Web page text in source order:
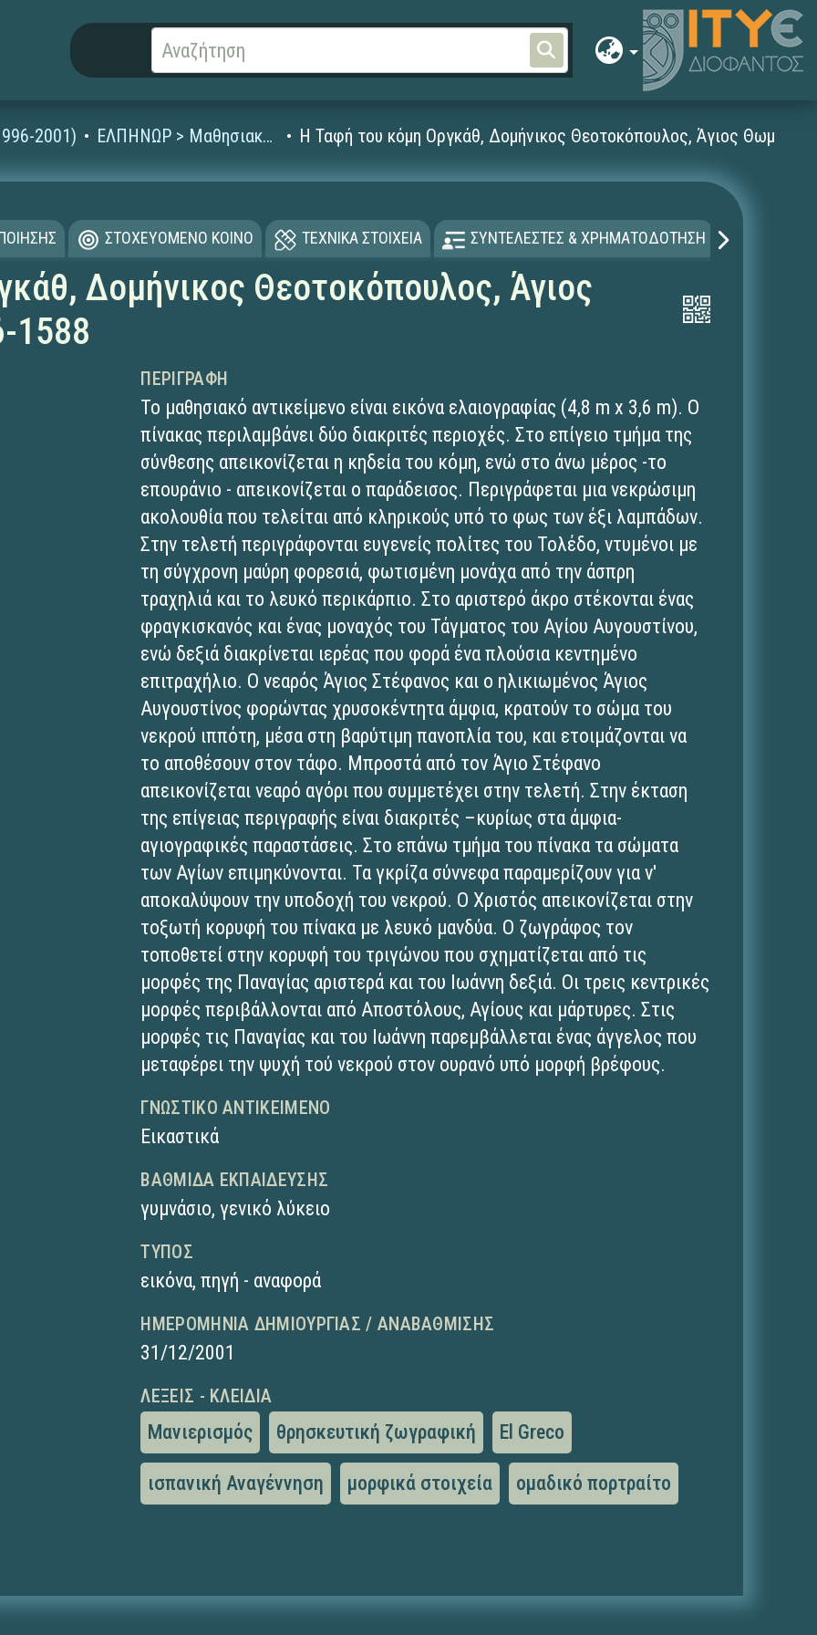
2001) ΕΛΠΗΝΩΡ > Μαθησιακά Αντικείμενα Η Ταφή του κόμη Οργκάθ, Δομήνικος Θεοτοκόπουλος, Άγιος Θωμάς,
ΣΤΟΧΕΥΟΜΕΝΟ ΚΟΙΝΟ ΤΕΧΝΙΚΑ ΣΤΟΙΧΕΙΑ ΣΥΝΤΕΛΕΣΤΕΣ & ΧΡΗΜΑΤΟΔΟΤΗΣΗ
Δομήνικος Θεοτοκόπουλος, Άγιος
1588
ΠΕΡΙΓΡΑΦΉ
Το μαθησιακό αντικείμενο είναι εικόνα ελαιογραφίας (4,8 m x 3,6 m). O
πίνακας περιλαμβάνει δύο διακριτές περιοχές. Στο επίγειο τμήμα της
σύνθεσης απεικονίζεται η κηδεία του κόμη, ενώ στο άνω μέρος -το
επουράνιο - απεικονίζεται ο παράδεισος. Περιγράφεται μια νεκρώσιμη
ακολουθία που τελείται από κληρικούς υπό το φως των έξι λαμπάδων.
Στην τελετή περιγράφονται ευγενείς πολίτες του Τολέδο, ντυμένοι με
τη σύγχρονη μαύρη φορεσιά, φωτισμένη μονάχα από την άσπρη
τραχηλιά και το λευκό περικάρπιο. Στο αριστερό άκρο στέκονται ένας
φραγκισκανός και ένας μοναχός του Τάγματος του Αγίου Αυγουστίνου,
ενώ δεξιά διακρίνεται ιερέας που φορά ένα πλούσια κεντημένο
επιτραχήλιο. Ο νεαρός Άγιος Στέφανος και ο ηλικιωμένος Άγιος
Αυγουστίνος φορώντας χρυσοκέντητα άμφια, κρατούν το σώμα του
νεκρού ιππότη, μέσα στη βαρύτιμη πανοπλία του, και ετοιμάζονται να
το αποθέσουν στον τάφο. Μπροστά από τον Άγιο Στέφανο
απεικονίζεται νεαρό αγόρι που συμμετέχει στην τελετή. Στην έκταση
της επίγειας περιγραφής είναι διακριτές –κυρίως στα άμφια-
αγιογραφικές παραστάσεις. Στο επάνω τμήμα του πίνακα τα σώματα
των Αγίων επιμηκύνονται. Τα γκρίζα σύννεφα παραμερίζουν για ν'
αποκαλύψουν την υποδοχή του νεκρού. Ο Χριστός απεικονίζεται στην
τοξωτή κορυφή του πίνακα με λευκό μανδύα. Ο ζωγράφος τον
τοποθετεί στην κορυφή του τριγώνου που σχηματίζεται από τις
μορφές της Παναγίας αριστερά και του Ιωάννη δεξιά. Οι τρεις κεντρικές
μορφές περιβάλλονται από Αποστόλους, Αγίους και μάρτυρες. Στις
μορφές τις Παναγίας και του Ιωάννη παρεμβάλλεται ένας άγγελος που
μεταφέρει την ψυχή τού νεκρού στον ουρανό υπό μορφή βρέφους.
ΓΝΩΣΤΙΚΌ ΑΝΤΙΚΕΊΜΕΝΟ
Εικαστικά
ΒΑΘΜΊΔΑ ΕΚΠΑΊΔΕΥΣΗΣ
γυμνάσιο,γενικό λύκειο
ΤΎΠΟΣ
εικόνα,πηγή - αναφορά
ΗΜΕΡΟΜΗΝΊΑ ΔΗΜΙΟΥΡΓΊΑΣ / ΑΝΑΒΆΘΜΙΣΗΣ
31/12/2001
ΛΈΞΕΙΣ - ΚΛΕΙΔΙΆ
Μανιερισμός θρησκευτική ζωγραφική El Greco
ισπανική Αναγέννηση μορφικά στοιχεία ομαδικό πορτραίτο